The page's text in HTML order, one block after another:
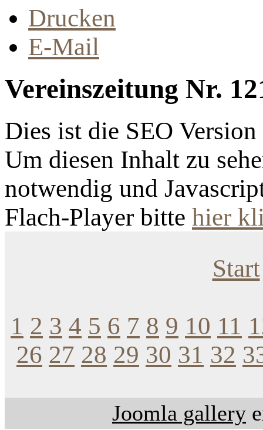
Drucken
E-Mail
Vereinszeitung Nr.
Dies ist die SEO
Um diesen Inhalt zu
notwendig und
Flach-Player bitte hier
Start
1 2 3 4 5 6 7 8 9 10 11
26 27 28 29 30 31 32
Joomla gallery